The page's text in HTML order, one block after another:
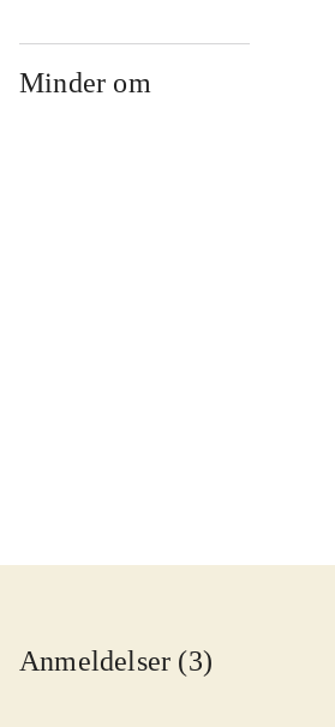
Minder om
Anmeldelser (3)